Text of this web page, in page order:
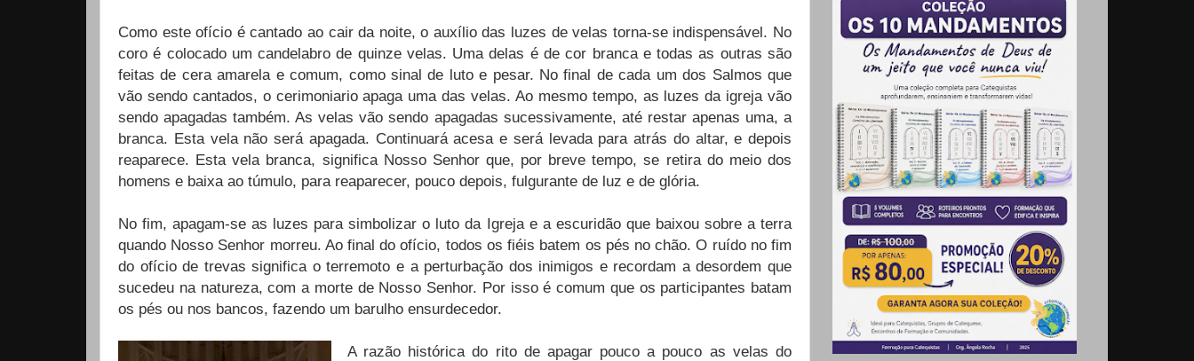
Como este ofício é cantado ao cair da noite, o auxílio das luzes de velas torna-se indispensável. No
coro é colocado um candelabro de quinze velas. Uma delas é de cor branca e todas as outras são
feitas de cera amarela e comum, como sinal de luto e pesar. No final de cada um dos Salmos que
vão sendo cantados, o cerimoniario apaga uma das velas. Ao mesmo tempo, as luzes da igreja vão
sendo apagadas também. As velas vão sendo apagadas sucessivamente, até restar apenas uma, a
branca. Esta vela não será apagada. Continuará acesa e será levada para atrás do altar, e depois
reaparece. Esta vela branca, significa Nosso Senhor que, por breve tempo, se retira do meio dos
homens e baixa ao túmulo, para reaparecer, pouco depois, fulgurante de luz e de glória.
No fim, apagam-se as luzes para simbolizar o luto da Igreja e a escuridão que baixou sobre a terra
quando Nosso Senhor morreu. Ao final do ofício, todos os fiéis batem os pés no chão. O ruído no fim
do ofício de trevas significa o terremoto e a perturbação dos inimigos e recordam a desordem que
sucedeu na natureza, com a morte de Nosso Senhor. Por isso é comum que os participantes batam
os pés ou nos bancos, fazendo um barulho ensurdecedor.
A razão histórica do rito de apagar pouco a pouco as velas do